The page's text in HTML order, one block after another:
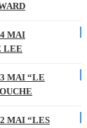
MAI
LEE
MAI “LE
MAI “LES